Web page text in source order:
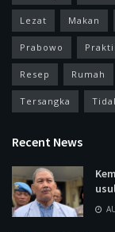
Lezat Makan
Prabowo
Resep Rumah
Tersangka
Recent News